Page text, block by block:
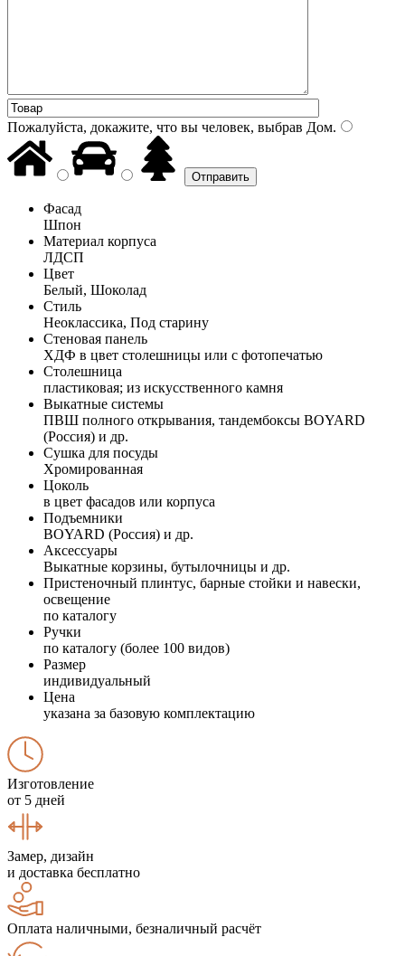
Пожалуйста, докажите, что вы человек, выбрав Дом.
Фасад
Шпон
Материал корпуса
ЛДСП
Цвет
Белый, Шоколад
Стиль
Неоклассика, Под старину
Стеновая панель
ХДФ в цвет столешницы или с фотопечатью
Столешница
пластиковая; из искусственного камня
Выкатные системы
ПВШ полного открывания, тандембоксы BOYARD
(Россия) и др.
Сушка для посуды
Хромированная
Цоколь
в цвет фасадов или корпуса
Подъемники
BOYARD (Россия) и др.
Аксессуары
Выкатные корзины, бутылочницы и др.
Пристеночный плинтус, барные стойки и навески,
освещение
по каталогу
Ручки
по каталогу (более 100 видов)
Размер
индивидуальный
Цена
указана за базовую комплектацию
Изготовление
от 5 дней
Замер, дизайн
и доставка бесплатно
Оплата наличными, безналичный расчёт